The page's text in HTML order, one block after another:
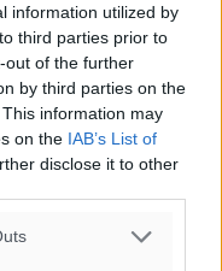
information utilized by
third parties prior to
out of the further
by third parties on the
information may
on the IAB’s List of
disclose it to other